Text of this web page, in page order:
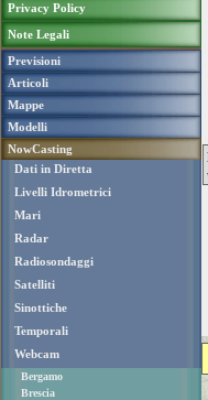
Privacy Policy
Note Legali
Previsioni
Articoli
Mappe
Modelli
NowCasting
Dati in Diretta
Livelli Idrometrici
Mari
Radar
Radiosondaggi
Satelliti
Sinottiche
Temporali
Webcam
Bergamo
Brescia